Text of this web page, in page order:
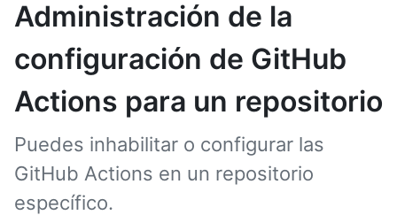
Administración de la
configuración de GitHub
Actions para un repositorio
Puedes inhabilitar o configurar las
GitHub Actions en un repositorio
específico.